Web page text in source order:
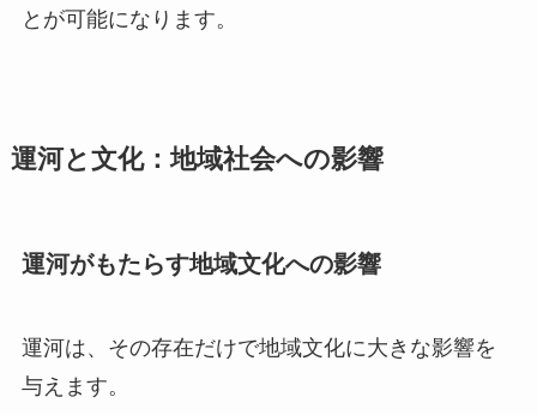
とが可能になります。
運河と文化：地域社会への影響
運河がもたらす地域文化への影響
運河は、その存在だけで地域文化に大きな影響を
与えます。